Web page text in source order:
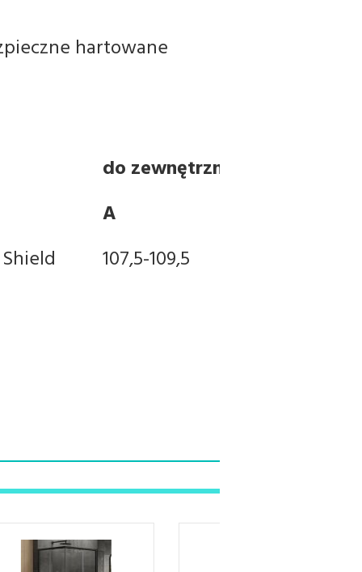
hartowane
do zewnętrznej strony profilu
A
107,5-109,5